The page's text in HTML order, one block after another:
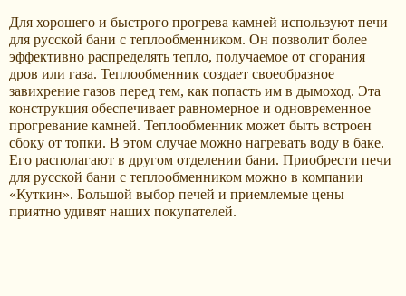
Для хорошего и быстрого прогрева камней используют печи
для русской бани с теплообменником. Он позволит более
эффективно распределять тепло, получаемое от сгорания
дров или газа. Теплообменник создает своеобразное
завихрение газов перед тем, как попасть им в дымоход. Эта
конструкция обеспечивает равномерное и одновременное
прогревание камней. Теплообменник может быть встроен
сбоку от топки. В этом случае можно нагревать воду в баке.
Его располагают в другом отделении бани. Приобрести печи
для русской бани с теплообменником можно в компании
«Куткин». Большой выбор печей и приемлемые цены
приятно удивят наших покупателей.